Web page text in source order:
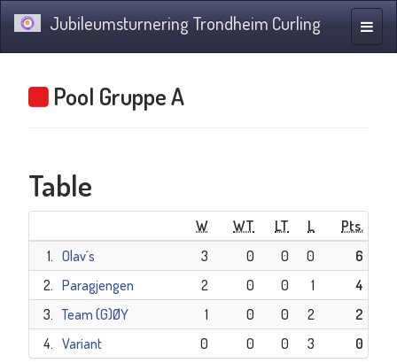
Toggle
Jubileumsturnering Trondheim Curling
Pool Gruppe A
Table
W WT LT L
Pts.
1. Olav´s 3 0 0 0
6
2. Paragjengen 2 0 0 1
4
3. Team (G)ØY 1 0 0 2
2
4. Variant 0 0 0 3 0